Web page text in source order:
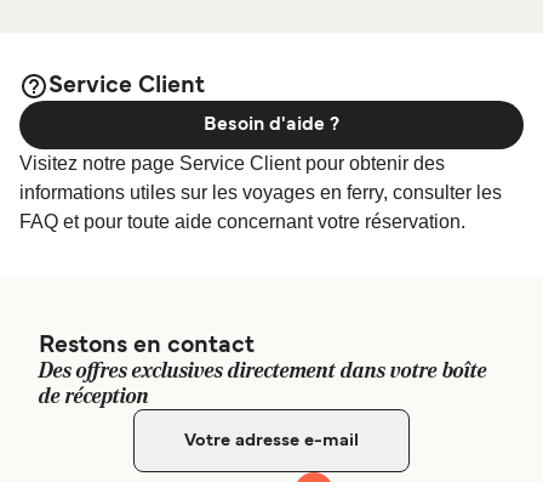
Service Client
Visitez notre page Service Client pour obtenir des
informations utiles sur les voyages en ferry, consulter les
FAQ et pour toute aide concernant votre réservation.
Besoin d'aide ?
Restons en contact
Des offres exclusives directement dans votre boîte
de réception